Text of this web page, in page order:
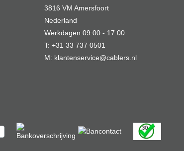
3816 VM Amersfoort
Nederland
Werkdagen 09:00 - 17:00
T: +31 33 737 0501
M: klantenservice@cablers.nl